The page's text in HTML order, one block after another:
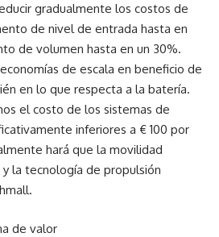
gradualmente los costos de
de nivel de entrada hasta en
de volumen hasta en un 30%.
de escala en beneficio de
en lo que respecta a la batería.
el costo de los sistemas de
inferiores a € 100 por
hará que la movilidad
la tecnología de propulsión
de valor